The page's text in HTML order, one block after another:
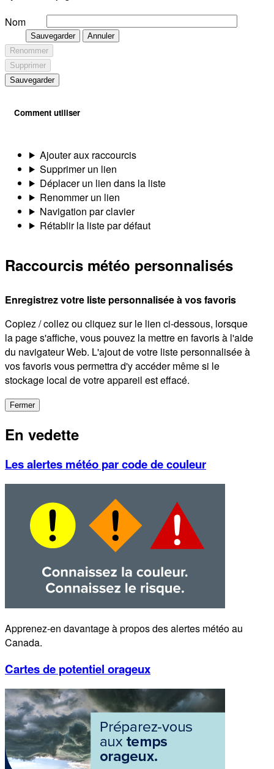
Nom
Sauvegarder
Annuler
Renommer
Supprimer
Sauvegarder
Comment utiliser
Ajouter aux raccourcis
Supprimer un lien
Déplacer un lien dans la liste
Renommer un lien
Navigation par clavier
Rétablir la liste par défaut
Raccourcis météo personnalisés
Enregistrez votre liste personnalisée à vos favoris
Copiez / collez ou cliquez sur le lien ci-dessous, lorsque
la page s'affiche, vous pouvez la mettre en favoris à l'aide
du navigateur Web. L'ajout de votre liste personnalisée à
vos favoris vous permettra d'y accéder même si le
stockage local de votre appareil est effacé.
Fermer
En vedette
Les alertes météo par code de couleur
Apprenez-en davantage à propos des alertes météo au
Canada.
Cartes de potentiel orageux